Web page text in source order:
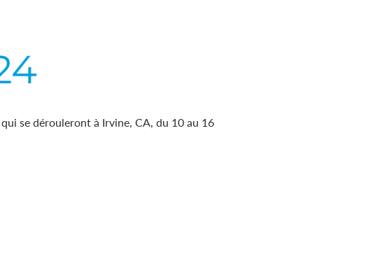
se dérouleront à Irvine, CA, du 10 au 16